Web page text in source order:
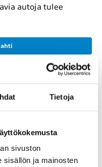
Tietoja
sivuston
sisällön ja mainosten
autoja tulee